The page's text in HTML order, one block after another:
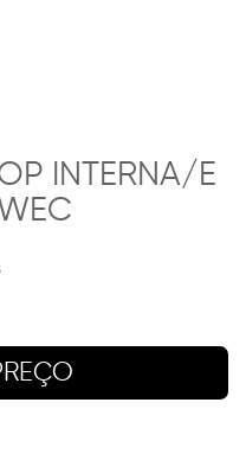
INTERNA/E